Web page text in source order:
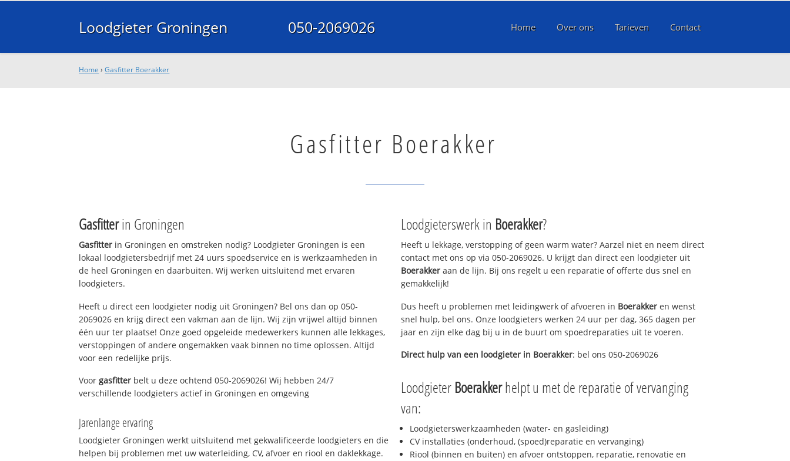
Loodgieter Groningen 050-2069026 Home Over ons Tarieven Contact
Home ›Gasfitter Boerakker
Gasfitter Boerakker
Gasfitterin Groningen
Gasfitter in Groningen en omstreken nodig? Loodgieter Groningen is een
lokaal loodgietersbedrijf met 24 uurs spoedservice en is werkzaamheden in
de heel Groningen en daarbuiten. Wij werken uitsluitend met ervaren
loodgieters.
Heeft u direct een loodgieter nodig uit Groningen? Bel ons dan op 050-
2069026 en krijg direct een vakman aan de lijn. Wij zijn vrijwel altijd binnen
één uur ter plaatse! Onze goed opgeleide medewerkers kunnen alle lekkages,
verstoppingen of andere ongemakken vaak binnen no time oplossen. Altijd
voor een redelijke prijs.
Voorgasfitter belt u deze ochtend 050-2069026! Wij hebben 24/7
verschillende loodgieters actief in Groningen en omgeving
Jarenlange ervaring
Loodgieter Groningen werkt uitsluitend met gekwalificeerde loodgieters en die
helpen bij problemen met uw waterleiding, CV, afvoer en riool en daklekkage.
Loodgieterswerk in Boerakker?
Heeft u lekkage, verstopping of geen warm water? Aarzel niet en neem direct
contact met ons op via 050-2069026. U krijgt dan direct een loodgieter uit
Boerakker aan de lijn. Bij ons regelt u een reparatie of offerte dus snel en
gemakkelijk!
Dus heeft u problemen met leidingwerk of afvoeren in Boerakker en wenst
snel hulp, bel ons. Onze loodgieters werken 24 uur per dag, 365 dagen per
jaar en zijn elke dag bij u in de buurt om spoedreparaties uit te voeren.
Direct hulp van een loodgieter in Boerakker: bel ons 050-2069026
Loodgieter Boerakkerhelpt u met de reparatie of vervanging
van:
Loodgieterswerkzaamheden (water- en gasleiding)
CV installaties (onderhoud, (spoed)reparatie en vervanging)
Riool (binnen en buiten) en afvoer ontstoppen, reparatie, renovatie en